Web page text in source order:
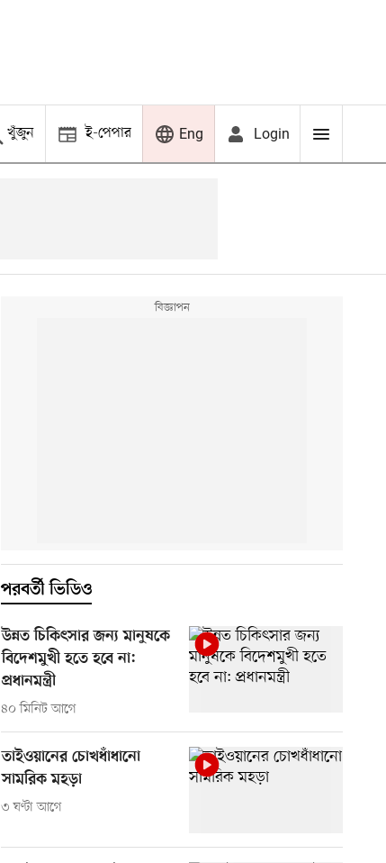
খুঁজুন ই-পেপার Eng Login
পরবর্তী ভিডিও
উন্নত চিকিৎসার জন্য মানুষকে
বিদেশমুখী হতে হবে না:
প্রধানমন্ত্রী
৪০ মিনিট আগে
তাইওয়ানের চোখধাঁধানো
সামরিক মহড়া
৩ ঘণ্টা আগে